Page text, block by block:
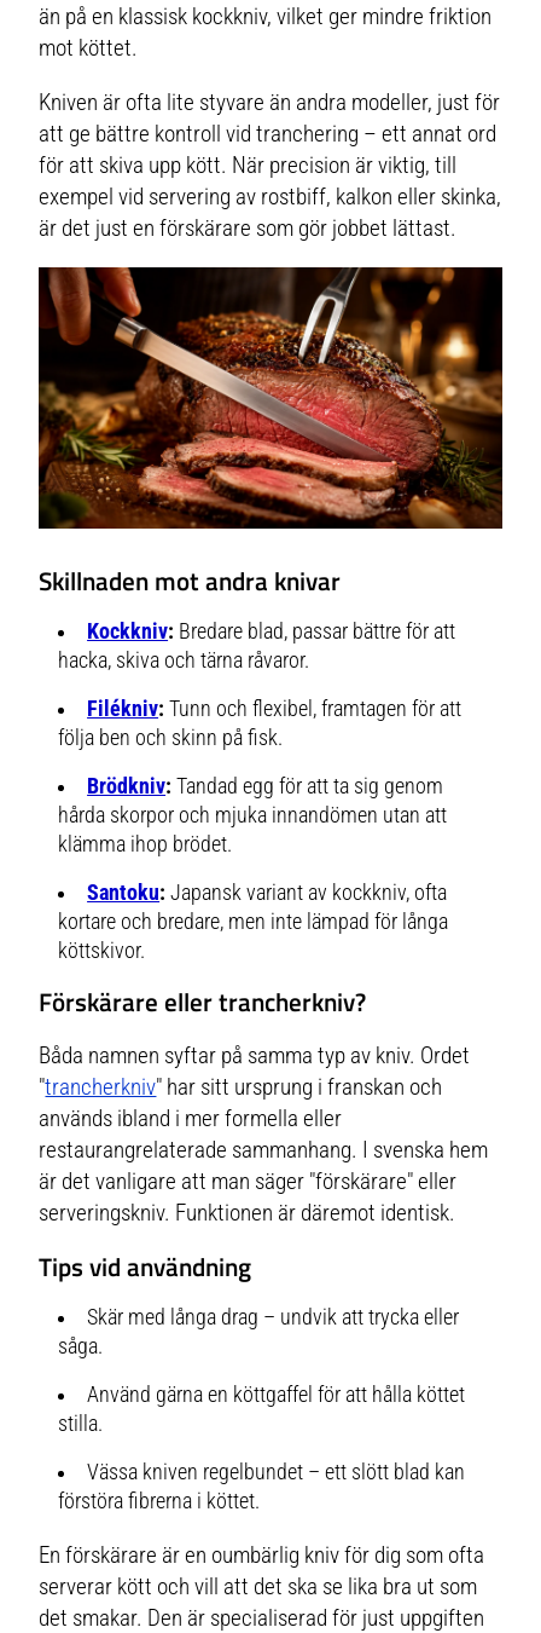
Förskärare &
än på en klassisk kockkniv, vilket ger mindre friktion
mot köttet.
Kniven är ofta lite styvare än andra modeller, just för
att ge bättre kontroll vid tranchering – ett annat ord
för att skiva upp kött. När precision är viktig, till
exempel vid servering av rostbiff, kalkon eller skinka,
är det just en förskärare som gör jobbet lättast.
Skillnaden mot andra knivar
Kockkniv: Bredare blad, passar bättre för att
hacka, skiva och tärna råvaror.
Filékniv: Tunn och flexibel, framtagen för att
följa ben och skinn på fisk.
Brödkniv: Tandad egg för att ta sig genom
hårda skorpor och mjuka innandömen utan att
klämma ihop brödet.
Santoku: Japansk variant av kockkniv, ofta
kortare och bredare, men inte lämpad för långa
köttskivor.
Förskärare eller trancherkniv?
Båda namnen syftar på samma typ av kniv. Ordet
"trancherkniv" har sitt ursprung i franskan och
används ibland i mer formella eller
restaurangrelaterade sammanhang. I svenska hem
är det vanligare att man säger "förskärare" eller
serveringskniv. Funktionen är däremot identisk.
Tips vid användning
Skär med långa drag – undvik att trycka eller
såga.
Använd gärna en köttgaffel för att hålla köttet
stilla.
Vässa kniven regelbundet – ett slött blad kan
förstöra fibrerna i köttet.
En förskärare är en oumbärlig kniv för dig som ofta
serverar kött och vill att det ska se lika bra ut som
det smakar. Den är specialiserad för just uppgiften